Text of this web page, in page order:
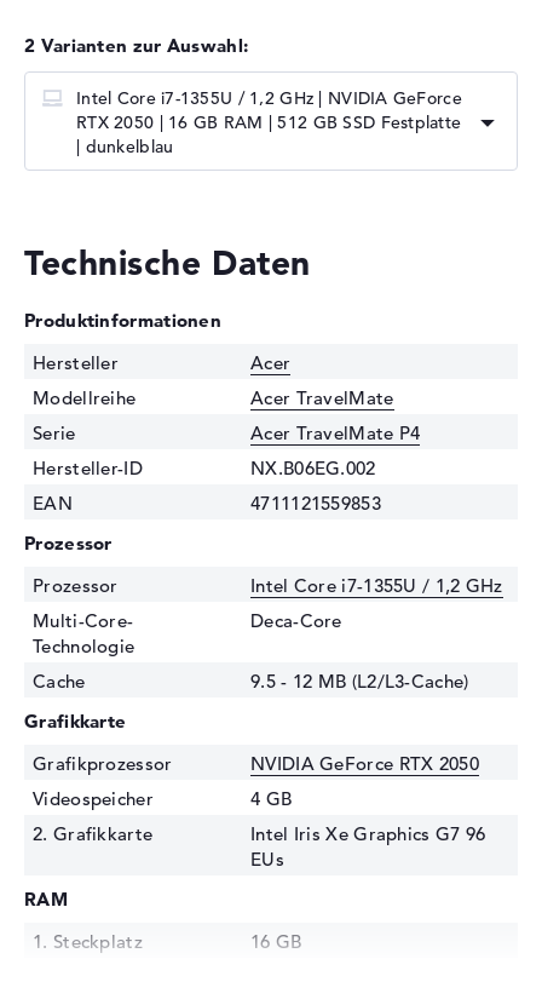
2 Varianten zur Auswahl:
Intel Core i7-1355U / 1,2 GHz | NVIDIA GeForce
RTX 2050 | 16 GB RAM | 512 GB SSD Festplatte
| dunkelblau
Technische Daten
Produktinformationen
Hersteller
Acer
Modellreihe
Acer TravelMate
Serie
Acer TravelMate P4
Hersteller-ID
NX.B06EG.002
EAN
4711121559853
Prozessor
Prozessor
Intel Core i7-1355U / 1,2 GHz
Multi-Core-
Technologie
Deca-Core
Cache
9.5 - 12 MB (L2/L3-Cache)
Grafikkarte
Grafikprozessor
NVIDIA GeForce RTX 2050
Videospeicher
4 GB
2. Grafikkarte
Intel Iris Xe Graphics G7 96
EUs
RAM
1. Steckplatz
16 GB